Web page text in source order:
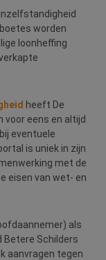
worden
loonheffing
heeft De
voor eens en altijd
eventuele
is uniek in zijn
met de
eisen van wet- en
als
Betere Schilders
aanvragen tegen